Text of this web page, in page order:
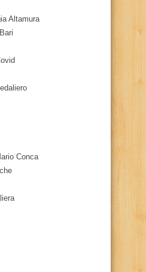
Altamura
Conca